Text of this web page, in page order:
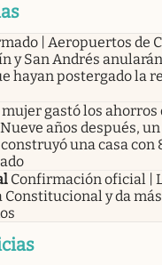
| Aeropuertos de
y San Andrés
hayan postergado la
gastó los ahorros
años después,
una casa con
Confirmación oficial |
Constitucional y da